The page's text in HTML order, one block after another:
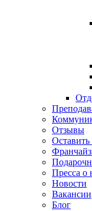
Отзывы
Пресса о
Новости
Вакансии
Блог